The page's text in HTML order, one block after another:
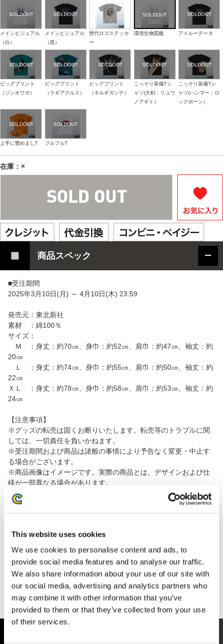
This website uses cookies
We use cookies to personalise content and ads, to
provide social media features and to analyse our traffic.
We also share information about your use of our site with
our social media, advertising and analytics partners who
may combine it with other information that you’ve
provided to them or that they’ve collected from your use
of their services.
メインビジュアル
（白）
メインビジュアル
（黒）
歴代ロゴステッカ
ー
環境生物図鑑 アイルーデータ
ビッグプリント
（ジンオウガ）
ビッグプリント
（ラギアクルス）
ビッグプリント
（ネルギガンテ）
こっそり装備Tシ
ャツ(大剣：リュウ
ノアギト）
こっそり装備Tシ
ャツ(ハンマー：ロ
ックボーン）
上手に畳めましT フルフルT
在庫：×
商品スペック
■受注期間
2025年3月10日(月) ～ 4月10日(木) 23:59
発売元：東北新社
素材 ：綿100％
サイズ：
Ｍ ：身丈：約70㎝、身巾：約52㎝、肩巾：約47㎝、袖丈：約
20㎝
Ｌ ：身丈：約74㎝、身巾：約55㎝、肩巾：約50㎝、袖丈：約
22㎝
ＸＬ ：身丈：約78㎝、身巾：約58㎝、肩巾：約53㎝、袖丈：約
24㎝
【注意事項】
※グッズの転売は固くお断りいたします。転売等のトラブルに関
しては、一切責任を負いかねます。
※受注期間および商品は諸般の事情により予告なく変更・中止す
る場合がございます。
※商品画像はイメージです。実際の商品とは、デザインおよび仕
様が一部異なる場合があります。
※お届け時期は変更となる可能性がございます。
※上限数に達した場合、受注期間内であっても終了する可能性が
ございます。
なくなり次第終了となります。
※売り切れの場合にも事前告知の上、再販売する可能性がござい
※発売日の異なる商品を複数おまとめ予約いただいた場合、
「一番遅い発売日の商品にあわせて」ご一括にて発送をさせて
いただいており、別送は承りかねます。
※本商品はおひとり様3点限りとさせていただいております。